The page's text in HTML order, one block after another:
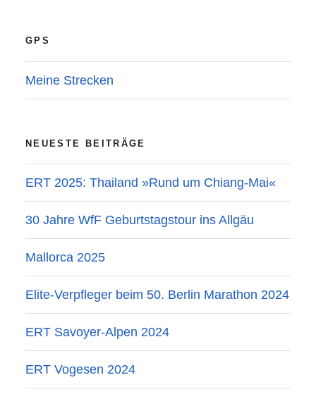
GPS
Meine Strecken
NEUESTE BEITRÄGE
ERT 2025: Thailand »Rund um Chiang-Mai«
30 Jahre WfF Geburtstagstour ins Allgäu
Mallorca 2025
Elite-Verpfleger beim 50. Berlin Marathon 2024
ERT Savoyer-Alpen 2024
ERT Vogesen 2024